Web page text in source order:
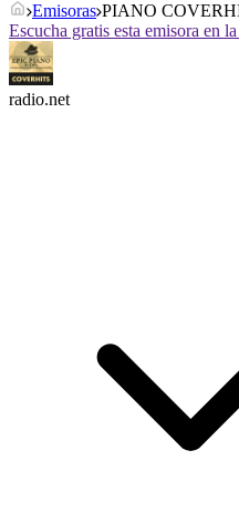
Emisoras PIANO
Escucha gratis esta emisora en
radio.net